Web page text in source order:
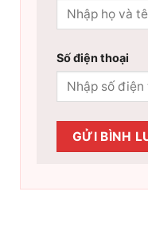
Số điện thoại